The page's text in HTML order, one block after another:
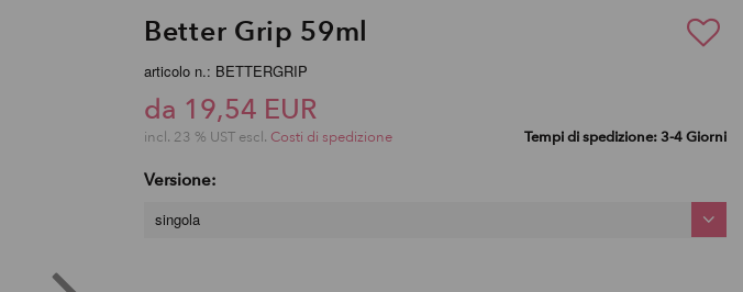
Better Grip 59ml
articolo n.: BETTERGRIP
da 19,54 EUR
incl. 23 % UST escl. Costi di spedizione Tempi di spedizione: 3-4 Giorni
Versione:
singola